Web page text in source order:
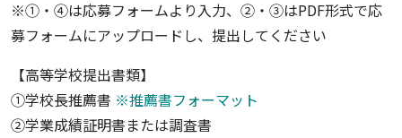
※①・④は応募フォームより入力、②・③はPDF形式で応
募フォームにアップロードし、提出してください
【高等学校提出書類】
①学校長推薦書 ※推薦書フォーマット
②学業成績証明書または調査書